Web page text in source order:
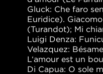
Gluck: Che faro
Euridice).
(Turandot); Mi
Luigi Denza:
Velazquez:
L‘amour est un
Di Capua: O sole